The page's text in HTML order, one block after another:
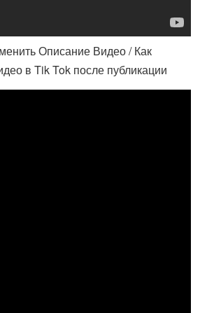
Описание Видео / Как
в Tik Tok после публикации